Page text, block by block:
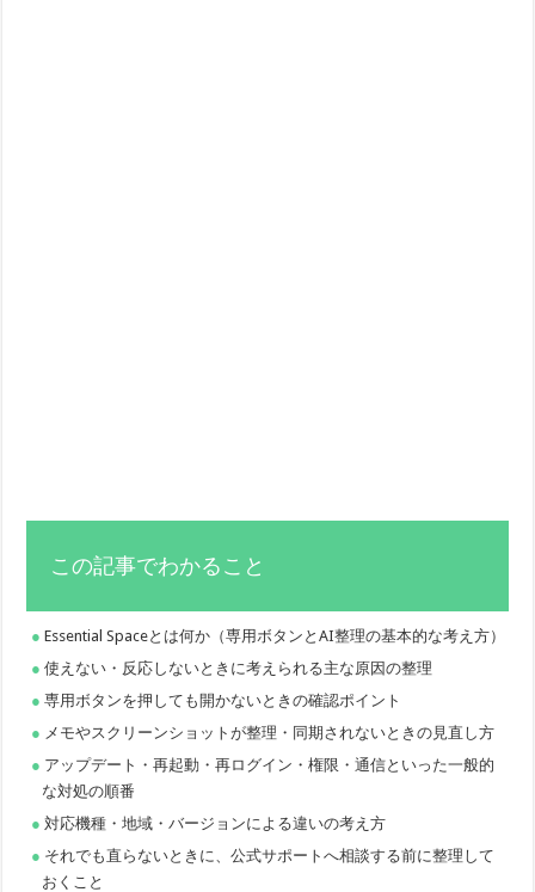
この記事でわかること
Essential Spaceとは何か（専用ボタンとAI整理の基本的な考え方）
使えない・反応しないときに考えられる主な原因の整理
専用ボタンを押しても開かないときの確認ポイント
メモやスクリーンショットが整理・同期されないときの見直し方
アップデート・再起動・再ログイン・権限・通信といった一般的
な対処の順番
対応機種・地域・バージョンによる違いの考え方
それでも直らないときに、公式サポートへ相談する前に整理して
おくこと